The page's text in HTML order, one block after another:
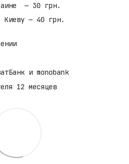
— 30 грн.
Киеву — 40 грн.
и monobank
12 месяцев